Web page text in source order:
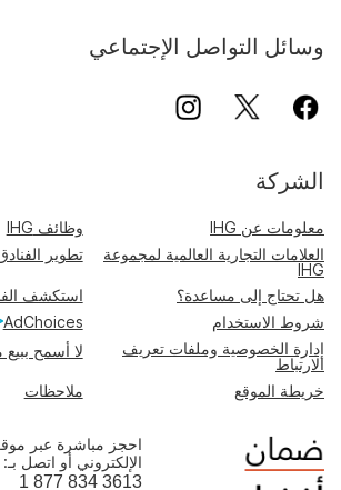
وسائل التواصل الإجتماعي
الشركة
معلومات عن IHG
وظائف IHG
العلامات التجارية العالمية لمجموعة
IHG
تطوير
هل تحتاج إلى مساعدة؟
استكشف
شروط الاستخدام
AdChoices
إدارة الخصوصية وملفات تعريف
الارتباط
لا أسمح
خريطة الموقع ملاحظات
احجز مباشرة عبر
الإلكتروني أو اتصل بـ:
1 877 834 3613